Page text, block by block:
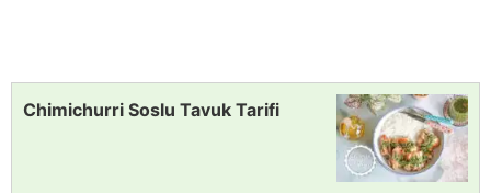
Chimichurri Soslu Tavuk Tarifi